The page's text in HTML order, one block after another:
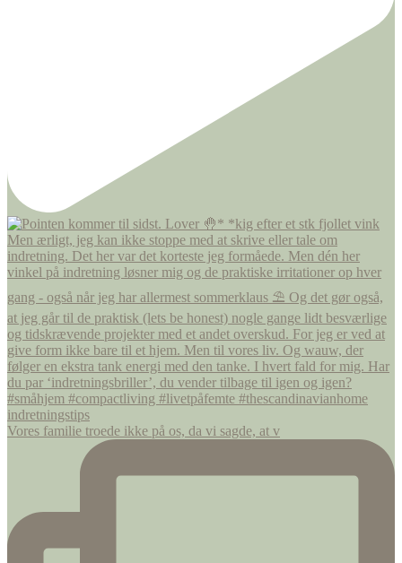
Vores familie troede ikke på os, da vi sagde, at v